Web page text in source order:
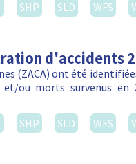
SHP SLD WFS
d'accidents
(ZACA) ont été
ou morts survenus en
SHP SLD WFS